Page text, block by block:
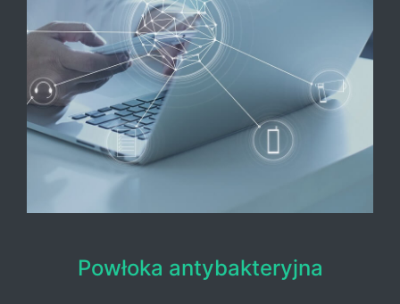
Powłoka antybakteryjna